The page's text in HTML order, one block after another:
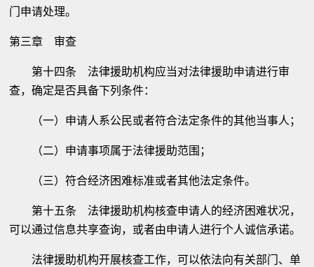
门申请处理。
第三章 审查
第十四条 法律援助机构应当对法律援助申请进行审
查，确定是否具备下列条件：
（一）申请人系公民或者符合法定条件的其他当事人；
（二）申请事项属于法律援助范围；
（三）符合经济困难标准或者其他法定条件。
第十五条 法律援助机构核查申请人的经济困难状况，
可以通过信息共享查询，或者由申请人进行个人诚信承诺。
法律援助机构开展核查工作，可以依法向有关部门、单